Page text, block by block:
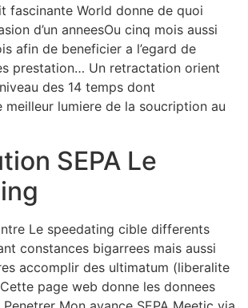
fascinante World donne de quoi
d’un anneesOu cinq mois aussi
afin de beneficier a l’egard de
prestation… Un retractation orient
des 14 temps dont
meilleur lumiere de la soucription au
SEPA Le
Le speedating cible differents
constances bigarrees mais aussi
accomplir des ultimatum (liberalite
page web donne les donnees